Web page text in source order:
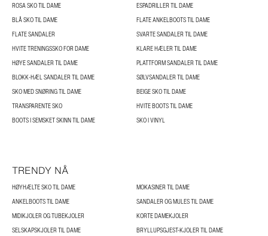
ROSA SKO TIL DAME
ESPADRILLER TIL DAME
BLÅ SKO TIL DAME
FLATE ANKELBOOTS TIL DAME
FLATE SANDALER
SVARTE SANDALER TIL DAME
HVITE TRENINGSSKO FOR DAME
KLARE HÆLER TIL DAME
HØYE SANDALER TIL DAME
PLATTFORM SANDALER TIL DAME
BLOKK-HÆL SANDALER TIL DAME
SØLVSANDALER TIL DAME
SKO MED SNØRING TIL DAME
BEIGE SKO TIL DAME
TRANSPARENTE SKO
HVITE BOOTS TIL DAME
BOOTS I SEMSKET SKINN TIL DAME
SKO I VINYL
TRENDY NÅ
HØYHÆLTE SKO TIL DAME
MOKASINER TIL DAME
ANKELBOOTS TIL DAME
SANDALER OG MULES TIL DAME
MIDIKJOLER OG TUBEKJOLER
KORTE DAMEKJOLER
SELSKAPSKJOLER TIL DAME
BRYLLUPSGJEST-KJOLER TIL DAME